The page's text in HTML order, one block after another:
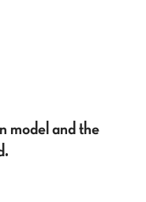
model and the